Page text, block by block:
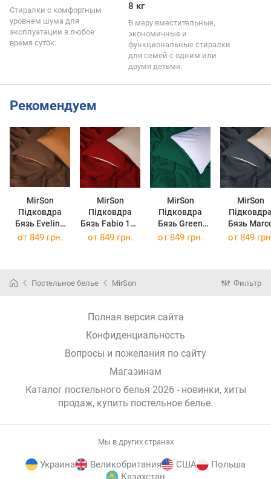
Стиралки с комфортным
уровнем шума для
эксплуатации в любое
время суток.
8 кг
В меру вместительные,
экономичные и
функциональные стиралки
для семей с одним или
двумя детьми.
Рекомендуем
MirSon
Підковдра
Бязь Evelina
143 x 210 см
MirSon
Підковдра
Бязь Fabio 143
x 210 см
MirSon
Підковдра
Бязь Green
Diego 143 x
MirSon
Бязь
143 x 210
от 849 грн. от 849 грн. от 849 грн. от 849
Постельное белье MirSon Фильтр
Полная версия сайта
Конфиденциальность
Вопросы и пожелания по сайту
Магазинам
Каталог постельного белья 2026 - новинки, хиты
продаж, купить постельное белье.
Мы в других странах
Украина Великобритания США
Польша
Казахстан